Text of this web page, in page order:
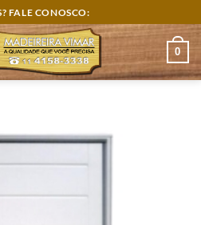
FALE CONOSCO:
0